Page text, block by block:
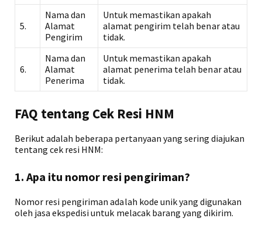
5.
Nama dan
Alamat
Pengirim
Untuk memastikan apakah
alamat pengirim telah benar atau
tidak.
6.
Nama dan
Alamat
Penerima
Untuk memastikan apakah
alamat penerima telah benar atau
tidak.
FAQ tentang Cek Resi HNM
Berikut adalah beberapa pertanyaan yang sering diajukan
tentang cek resi HNM:
1. Apa itu nomor resi pengiriman?
Nomor resi pengiriman adalah kode unik yang digunakan
oleh jasa ekspedisi untuk melacak barang yang dikirim.